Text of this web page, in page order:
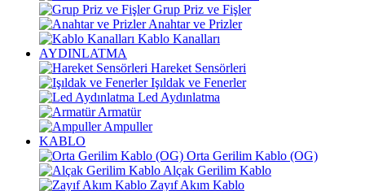
Grup Priz ve Fişler
Anahtar ve Prizler
Kablo Kanalları
AYDINLATMA
Hareket Sensörleri
Işıldak ve Fenerler
Led Aydınlatma
Armatür
Ampuller
KABLO
Orta Gerilim Kablo (OG)
Alçak Gerilim Kablo
Zayıf Akım Kablo